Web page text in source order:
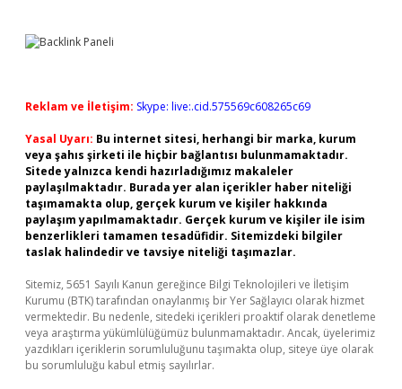
Reklam ve İletişim: Skype: live:.cid.575569c608265c69
Yasal Uyarı: Bu internet sitesi, herhangi bir marka, kurum
veya şahıs şirketi ile hiçbir bağlantısı bulunmamaktadır.
Sitede yalnızca kendi hazırladığımız makaleler
paylaşılmaktadır. Burada yer alan içerikler haber niteliği
taşımamakta olup, gerçek kurum ve kişiler hakkında
paylaşım yapılmamaktadır. Gerçek kurum ve kişiler ile isim
benzerlikleri tamamen tesadüfidir. Sitemizdeki bilgiler
taslak halindedir ve tavsiye niteliği taşımazlar.
Sitemiz, 5651 Sayılı Kanun gereğince Bilgi Teknolojileri ve İletişim
Kurumu (BTK) tarafından onaylanmış bir Yer Sağlayıcı olarak hizmet
vermektedir. Bu nedenle, sitedeki içerikleri proaktif olarak denetleme
veya araştırma yükümlülüğümüz bulunmamaktadır. Ancak, üyelerimiz
yazdıkları içeriklerin sorumluluğunu taşımakta olup, siteye üye olarak
bu sorumluluğu kabul etmiş sayılırlar.